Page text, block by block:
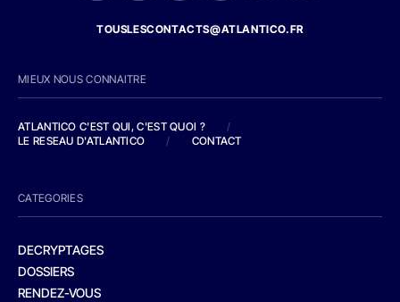
TOUSLESCONTACTS@ATLANTICO.FR
MIEUX NOUS CONNAITRE
ATLANTICO C'EST QUI, C'EST QUOI ?
/
LE RESEAU D'ATLANTICO
/ CONTACT
CATEGORIES
DECRYPTAGES
DOSSIERS
RENDEZ-VOUS